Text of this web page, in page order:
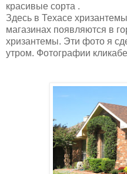
красивые сорта .
Здесь в Техасе
магазинах появляются в
хризантемы. Эти фото я
утром. Фотографии